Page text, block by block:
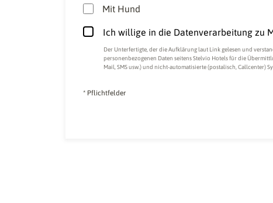
Mit Hund
Ich willige in die Datenverarbeitung zu
Der Unterfertigte, der dieAufklärung laut Linkgelesen und
personenbezogenen Daten seitens Stelvio Hotels für die
Mail, SMS usw.) und nicht-automatisierte (postalisch, Callcenter)
* Pflichtfelder